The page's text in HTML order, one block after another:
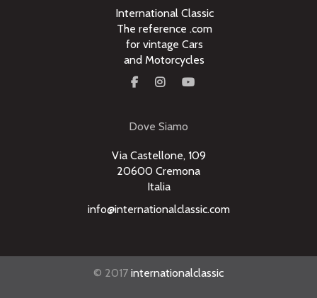
International Classic
The reference .com
for vintage Cars
and Motorcycles
Dove Siamo
Via Castellone, 109
20600 Cremona
Italia
info@internationalclassic.com
© 2017 internationalclassic